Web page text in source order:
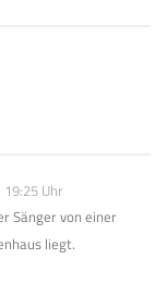
Uhr
Sänger von einer
liegt.